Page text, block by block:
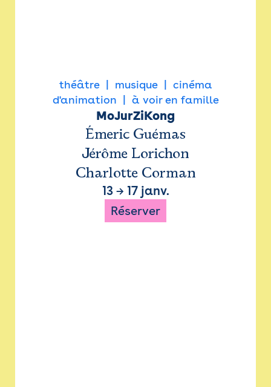
théâtre musique
cinéma
d'animation
à voir en famille
MoJurZiKong
Émeric Guémas
Jérôme Lorichon
Charlotte Corman
13→ 17 janv.
Réserver